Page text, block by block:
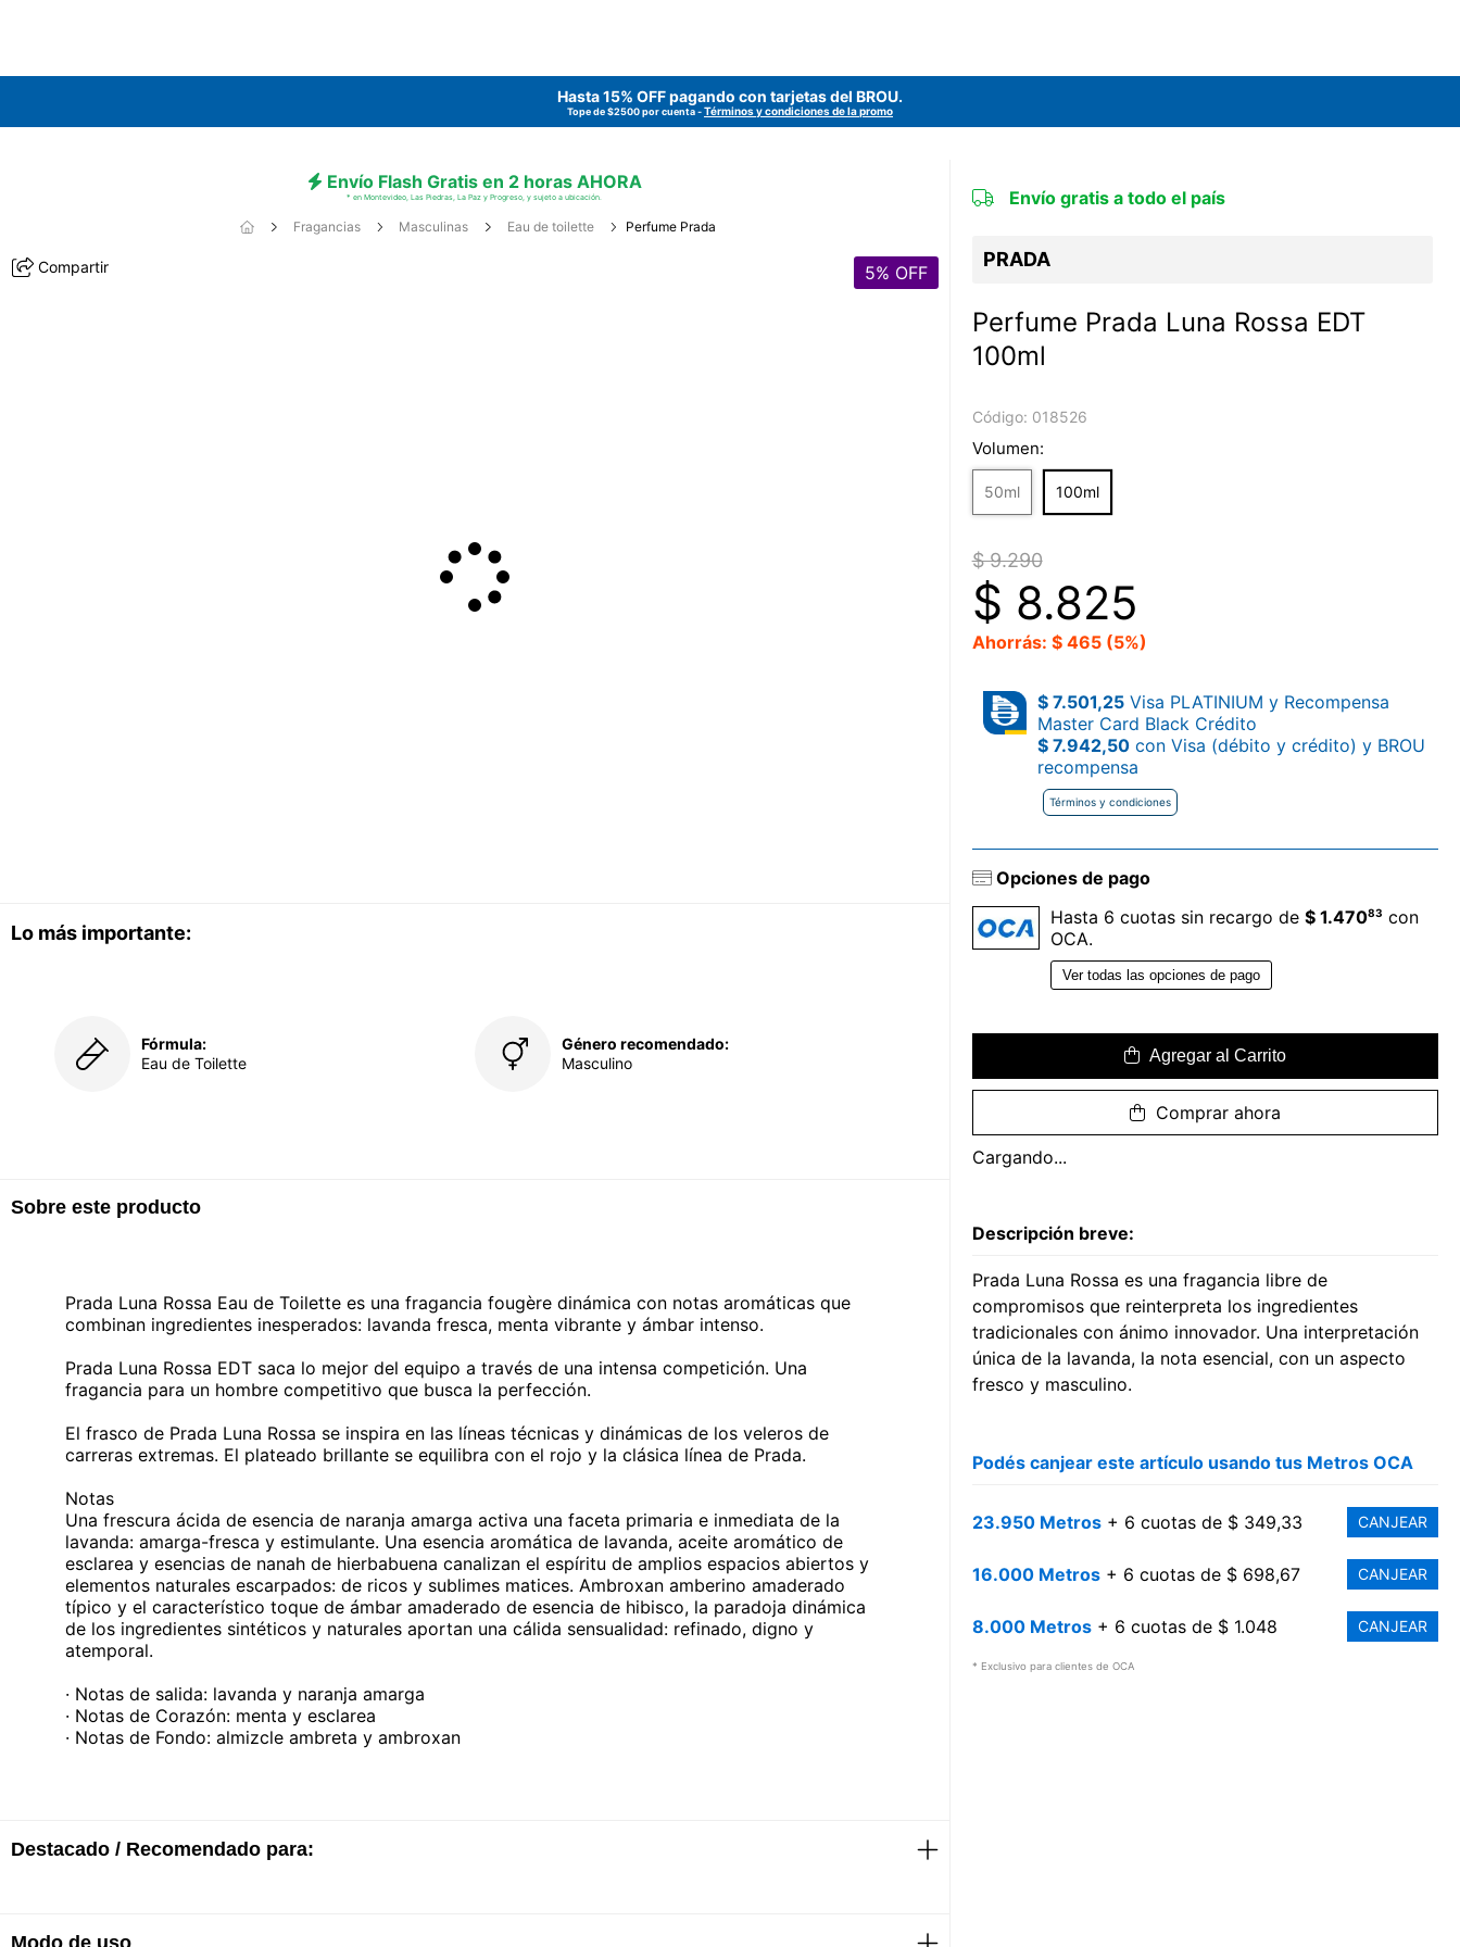
Hasta 15% OFF pagando con tarjetas del BROU.
Tope de $2500 por cuenta -Términos y condiciones de la promo
Envío Flash Gratis en 2 horas AHORA
* en Montevideo, Las Piedras, La Paz y Progreso, y sujeto a ubicación.
Fragancias Masculinas Eau de toilette Perfume Prada
Compartir 5% OFF
Lo más importante:
Fórmula:
Eau de Toilette
Género recomendado:
Masculino
Sobre este producto
Prada Luna Rossa Eau de Toilette es una fragancia fougère dinámica con notas aromáticas que
combinan ingredientes inesperados: lavanda fresca, menta vibrante y ámbar intenso.
Prada Luna Rossa EDT saca lo mejor del equipo a través de una intensa competición. Una
fragancia para un hombre competitivo que busca la perfección.
El frasco de Prada Luna Rossa se inspira en las líneas técnicas y dinámicas de los veleros de
carreras extremas. El plateado brillante se equilibra con el rojo y la clásica línea de Prada.
Notas
Una frescura ácida de esencia de naranja amarga activa una faceta primaria e inmediata de la
lavanda: amarga-fresca y estimulante. Una esencia aromática de lavanda, aceite aromático de
esclarea y esencias de nanah de hierbabuena canalizan el espíritu de amplios espacios abiertos y
elementos naturales escarpados: de ricos y sublimes matices. Ambroxan amberino amaderado
típico y el característico toque de ámbar amaderado de esencia de hibisco, la paradoja dinámica
de los ingredientes sintéticos y naturales aportan una cálida sensualidad: refinado, digno y
atemporal.
· Notas de salida: lavanda y naranja amarga
· Notas de Corazón: menta y esclarea
· Notas de Fondo: almizcle ambreta y ambroxan
Destacado / Recomendado para:
Modo de uso
Envío gratis a todo el país
PRADA
Perfume Prada Luna Rossa EDT
100ml
Código: 018526
Volumen:
50ml 100ml
$ 9.290
$ 8.825
Ahorrás: $ 465 (5%)
$ 7.501,25Visa PLATINIUM y Recompensa
Master Card Black Crédito
$ 7.942,50con Visa (débito y crédito) y BROU
recompensa
Términos y condiciones
Opciones de pago
Hasta 6 cuotas sin recargo de $ 1.47083 con
OCA.
Ver todas las opciones de pago
Agregar al Carrito
Comprar ahora
Cargando...
Descripción breve:
Prada Luna Rossa es una fragancia libre de
compromisos que reinterpreta los ingredientes
tradicionales con ánimo innovador. Una interpretación
única de la lavanda, la nota esencial, con un aspecto
fresco y masculino.
Podés canjear este artículo usando tus Metros OCA
23.950 Metros+ 6 cuotas de $ 349,33 CANJEAR
16.000 Metros+ 6 cuotas de $ 698,67 CANJEAR
8.000 Metros+ 6 cuotas de $ 1.048 CANJEAR
* Exclusivo para clientes de OCA